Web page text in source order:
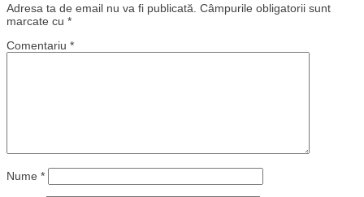
Adresa ta de email nu va fi publicată. Câmpurile obligatorii sunt
marcate cu *
Comentariu *
Nume *